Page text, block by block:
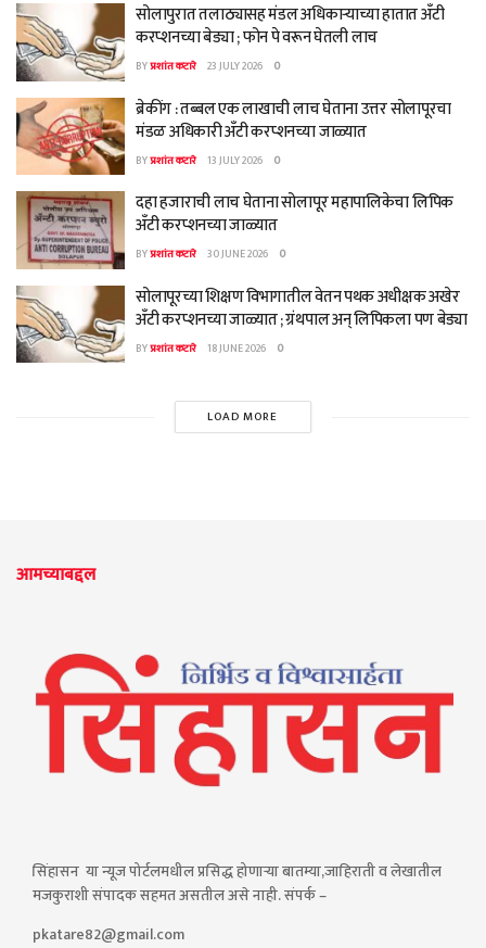
सोलापुरात तलाठ्यासह मंडल अधिकाऱ्याच्या हातात अँटी
करप्शनच्या बेड्या ; फोन पे वरून घेतली लाच
BYप्रशांत कटारे 23 JULY 2026 0
ब्रेकींग : तब्बल एक लाखाची लाच घेताना उत्तर सोलापूरचा
मंडळ अधिकारी अँटी करप्शनच्या जाळ्यात
BYप्रशांत कटारे 13 JULY 2026 0
दहा हजाराची लाच घेताना सोलापूर महापालिकेचा लिपिक
अँटी करप्शनच्या जाळ्यात
BYप्रशांत कटारे 30 JUNE 2026 0
सोलापूरच्या शिक्षण विभागातील वेतन पथक अधीक्षक अखेर
अँटी करप्शनच्या जाळ्यात ; ग्रंथपाल अन् लिपिकला पण बेड्या
BYप्रशांत कटारे 18 JUNE 2026 0
LOAD MORE
आमच्याबद्दल
सिंहासन या न्यूज पोर्टलमधील प्रसिद्ध होणाऱ्या बातम्या,जाहिराती व लेखातील
मजकुराशी संपादक सहमत असतील असे नाही. संपर्क –
pkatare82@gmail.com